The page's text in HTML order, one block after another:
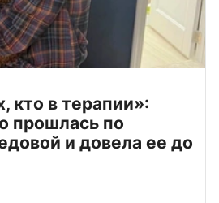
кто в терапии»:
прошлась по
и довела ее до